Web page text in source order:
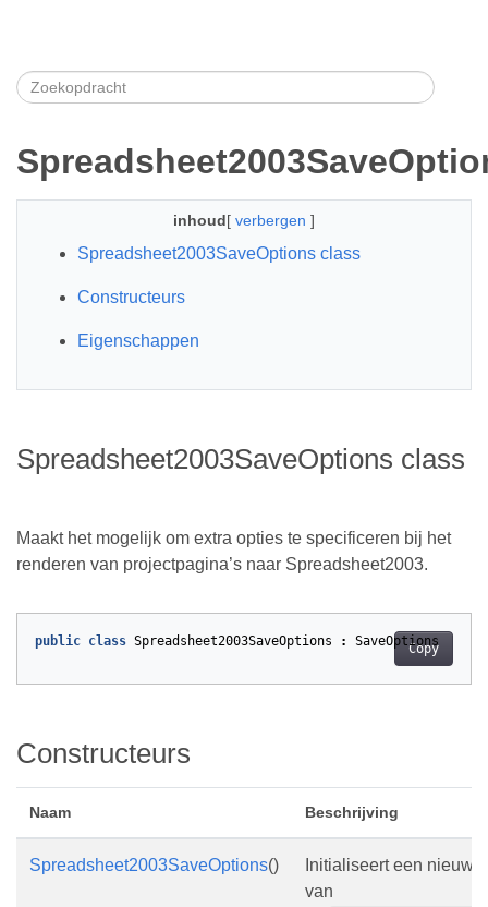
inhoud[ verbergen ]
Spreadsheet2003SaveOptions class
Constructeurs
Eigenschappen
Spreadsheet2003SaveOptions class
Maakt het mogelijk om extra opties te specificeren bij het
renderen van projectpagina’s naar Spreadsheet2003.
Copy
public class Spreadsheet2003SaveOptions : SaveOptions
Constructeurs
Naam Beschrijving
Spreadsheet2003SaveOptions()
Initialiseert een nieuw
van